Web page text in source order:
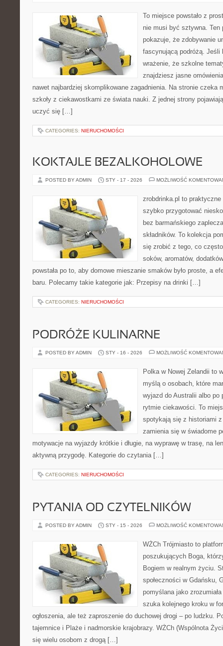
To miejsce powstało z
nie musi być sztywna. Ten
pokazuje, że zdobywanie
fascynującą podróżą. Jeśli
wrażenie, że szkolne
znajdziesz jasne
nawet najbardziej skomplikowane zagadnienia. Na stronie czeka
szkoły z ciekawostkami ze świata nauki. Z jednej strony
uczyć się […]
CATEGORIES: NIERUCHOMOŚCI
KOKTAJLE BEZALKOHOLOWE
POSTED BY ADMIN STY - 17 - 2026 MOŻLIWOŚĆ
zrobdrinka.pl to
szybko przygotować
bez barmańskiego
składników. To kolekcja
się zrobić z tego, co
soków, aromatów,
powstała po to, aby domowe mieszanie smaków było proste, a
baru. Polecamy takie kategorie jak: Przepisy na drinki […]
CATEGORIES: NIERUCHOMOŚCI
PODRÓŻE KULINARNE
POSTED BY ADMIN STY - 16 - 2026 MOŻLIWOŚĆ
Polka w Nowej Zelandii to
myślą o osobach, które
wyjazd do Australii albo po
rytmie ciekawości. To
spotykają się z historiami z
zamienia się w świadome
motywacje na wyjazdy krótkie i długie, na wyprawę w trasę, na
aktywną przygodę. Kategorie do czytania […]
CATEGORIES: NIERUCHOMOŚCI
PYTANIA OD CZYTELNIKÓW
POSTED BY ADMIN STY - 15 - 2026 MOŻLIWOŚĆ
WŻCh Trójmiasto to
poszukujących Boga,
Bogiem w realnym życiu.
społeczności w Gdańsku,
pomyślana jako
szuka kolejnego kroku w
ogłoszenia, ale też zaproszenie do duchowej drogi – po ludzku.
tajemnice i Plaże i nadmorskie krajobrazy. WŻCh (Wspólnota
się wielu osobom z drogą […]